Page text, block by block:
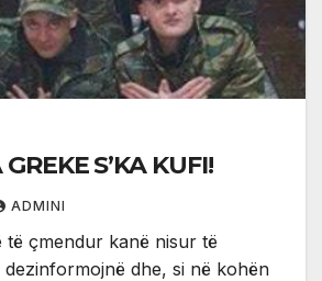
S’KA KUFI!
ADMINI
të çmendur kanë nisur të
dhe, si në kohën